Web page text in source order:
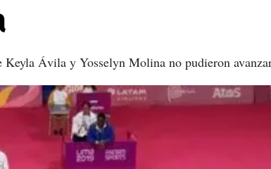
Ávila y Yosselyn Molina no pudieron